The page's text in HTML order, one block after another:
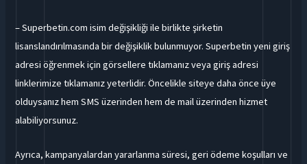
– Superbetin.com isim değişikliği ile birlikte şirketin
lisanslandırılmasında bir değişiklik bulunmuyor. Superbetin yeni giriş
adresi öğrenmek için görsellere tıklamanız veya giriş adresi
linklerimize tıklamanız yeterlidir. Öncelikle siteye daha önce üye
olduysanız hem SMS üzerinden hem de mail üzerinden hizmet
alabiliyorsunuz.
Ayrıca, kampanyalardan yararlanma süresi, geri ödeme koşulları ve